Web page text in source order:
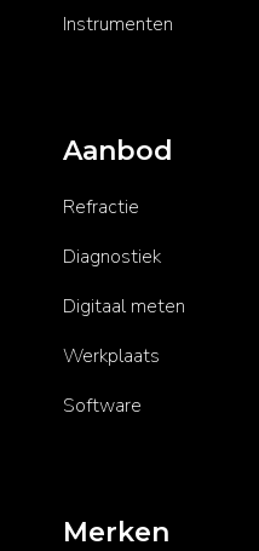
Instrumenten
Aanbod
Refractie
Diagnostiek
Digitaal meten
Werkplaats
Software
Merken